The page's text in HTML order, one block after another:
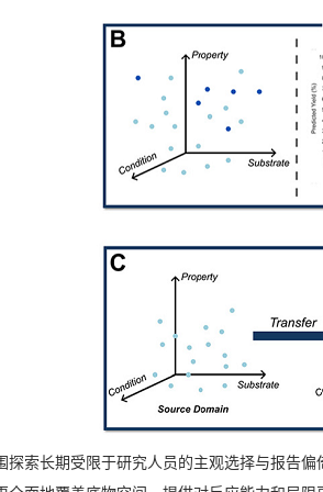
探索长期受限于研究人员的主观选择与报告